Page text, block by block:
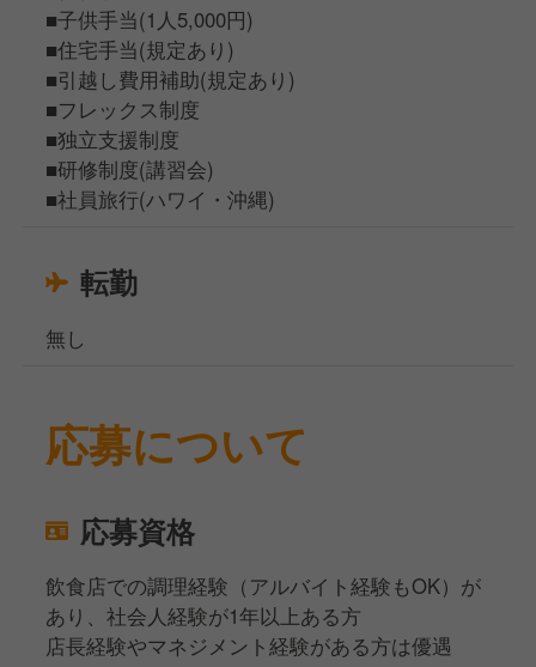
■子供手当(1人5,000円)
■住宅手当(規定あり)
■引越し費用補助(規定あり)
■フレックス制度
■独立支援制度
■研修制度(講習会)
■社員旅行(ハワイ・沖縄)
転勤
無し
応募について
応募資格
飲食店での調理経験（アルバイト経験もOK）が
あり、社会人経験が1年以上ある方
店長経験やマネジメント経験がある方は優遇